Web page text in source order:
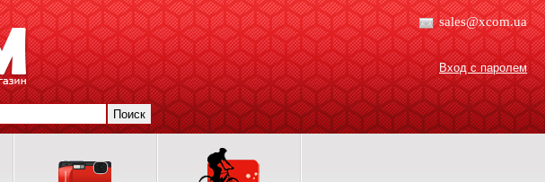
sales@xcom.ua
Вход с паролем
Поиск